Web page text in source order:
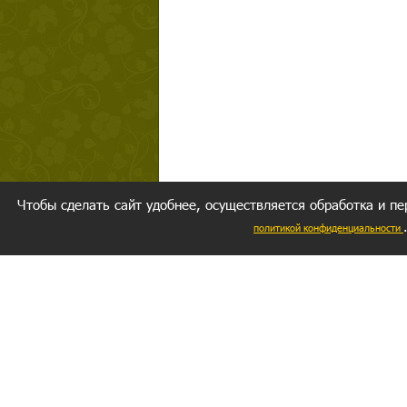
Чтобы сделать сайт удобнее, осуществляется обработка и
политикой конфиденциальности